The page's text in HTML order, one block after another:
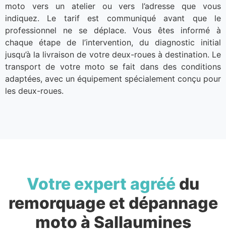
moto vers un atelier ou vers l’adresse que vous
indiquez. Le tarif est communiqué avant que le
professionnel ne se déplace. Vous êtes informé à
chaque étape de l’intervention, du diagnostic initial
jusqu’à la livraison de votre deux-roues à destination. Le
transport de votre moto se fait dans des conditions
adaptées, avec un équipement spécialement conçu pour
les deux-roues.
Votre expert agréé du
remorquage et dépannage
moto à Sallaumines